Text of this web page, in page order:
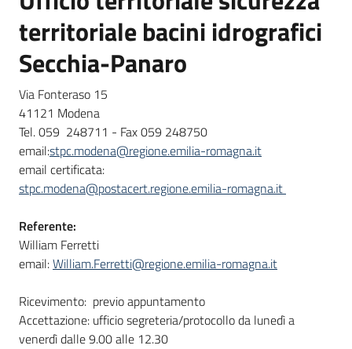
territoriale bacini idrografici
Secchia-Panaro
Via Fonteraso 15
41121 Modena
Tel. 059 248711 - Fax 059 248750
email:stpc.modena@regione.emilia-romagna.it
email certificata:
stpc.modena@postacert.regione.emilia-romagna.it
Referente:
William Ferretti
email:William.Ferretti@regione.emilia-romagna.it
Ricevimento: previo appuntamento
Accettazione: ufficio segreteria/protocollo da lunedì a
venerdì dalle 9.00 alle 12.30